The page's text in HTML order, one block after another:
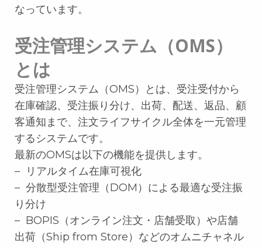
なっています。
受注管理システム（OMS）
とは
受注管理システム（OMS）とは、受注受付から
在庫確認、受注振り分け、出荷、配送、返品、顧
客通知まで、注文ライフサイクル全体を一元管理
するシステムです。
最新のOMSは以下の機能を提供します。
– リアルタイム在庫可視化
– 分散型受注管理（DOM）による最適な受注振
り分け
– BOPIS（オンライン注文・店舗受取）や店舗
出荷（Ship from Store）などのオムニチャネル